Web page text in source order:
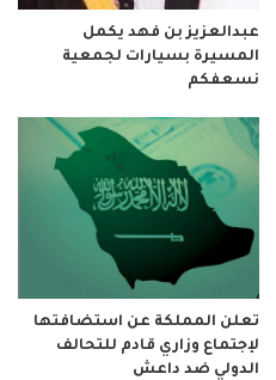
عبدالعزيز بن فهد يكمل
المسيرة بسيارات لجمعية
نسعفكم
تعلن المملكة عن استضافتها
لإجتماع وزاري قادم للتحالف
الدولي ضد داعش